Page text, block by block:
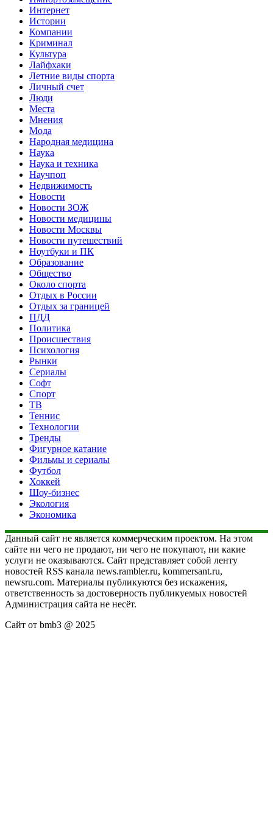
Интернет
Истории
Компании
Криминал
Культура
Лайфхаки
Летние виды спорта
Личный счет
Люди
Места
Мнения
Мода
Народная медицина
Наука
Наука и техника
Научпоп
Недвижимость
Новости
Новости ЗОЖ
Новости медицины
Новости Москвы
Новости путешествий
Ноутбуки и ПК
Образование
Общество
Около спорта
Отдых в России
Отдых за границей
ПДД
Политика
Происшествия
Психология
Рынки
Сериалы
Софт
Спорт
ТВ
Теннис
Технологии
Тренды
Фигурное катание
Фильмы и сериалы
Футбол
Хоккей
Шоу-бизнес
Экология
Экономика
Данный сайт не является коммерческим проектом. На этом
сайте ни чего не продают, ни чего не покупают, ни какие
услуги не оказываются. Сайт представляет собой ленту
новостей RSS канала news.rambler.ru, kommersant.ru,
newsru.com. Материалы публикуются без искажения,
ответственность за достоверность публикуемых новостей
Администрация сайта не несёт.
Сайт от bmb3 @ 2025